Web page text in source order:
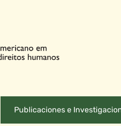
Publicaciones e